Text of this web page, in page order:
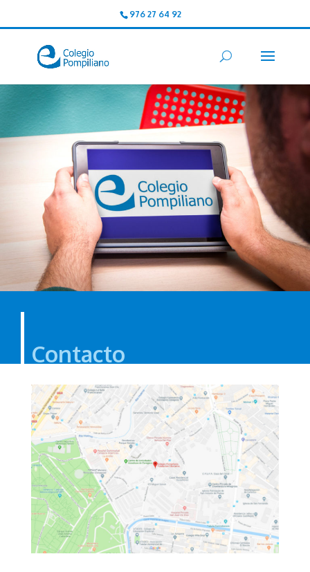
976 27 64 92
Contacto